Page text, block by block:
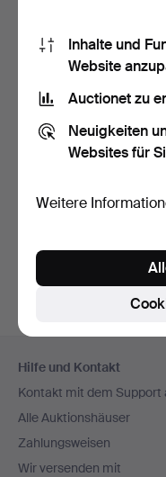
…Beendet 11. Jun 2026
Navigation
Hilfe und Kontakt
Kontakt mit dem Support
Alle Auktionshäuser
Zahlungsweisen
Wir versenden mit
Inhalte und
Website
Auctionet zu
Neuigkeiten
Websites für
Weitere